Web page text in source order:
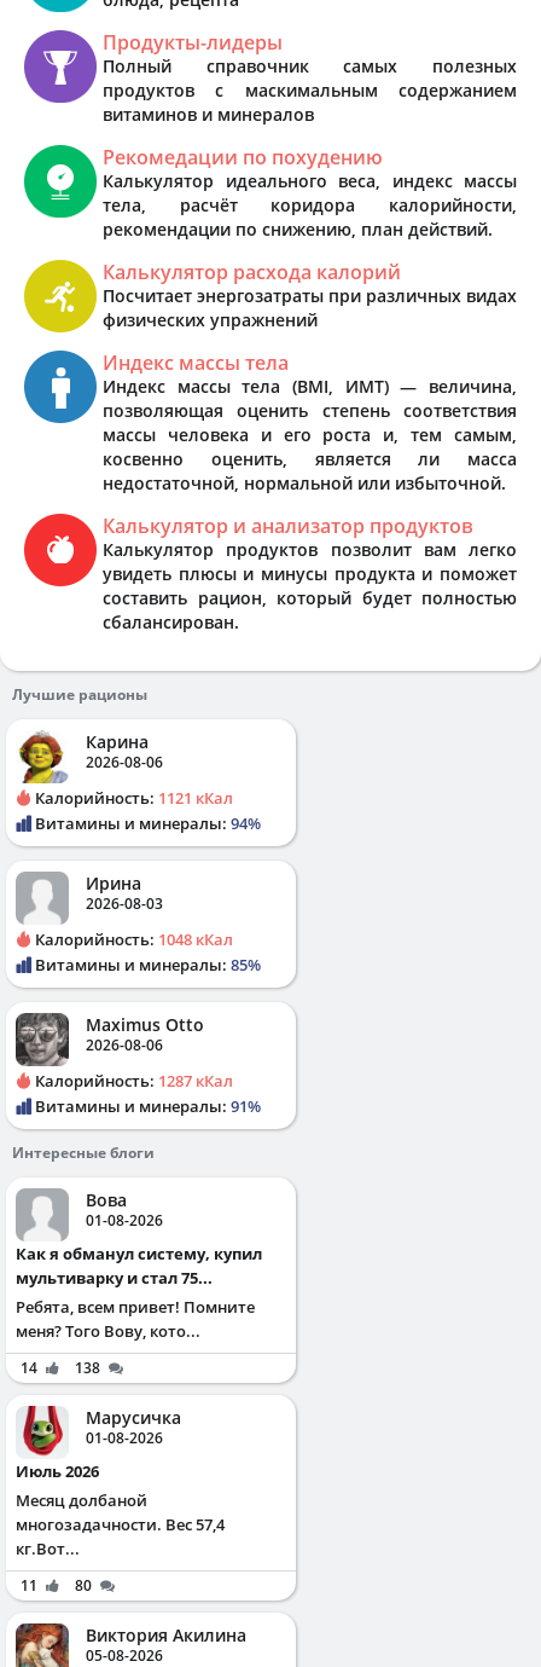
Продукты-лидеры
Полный справочник самых полезных
продуктов с маскимальным содержанием
витаминов и минералов
Рекомедации по похудению
Калькулятор идеального веса, индекс массы
тела, расчёт коридора калорийности,
рекомендации по снижению, план действий.
Калькулятор расхода калорий
Посчитает энергозатраты при различных видах
физических упражнений
Индекс массы тела
Индекс массы тела (BMI, ИМТ) — величина,
позволяющая оценить степень соответствия
массы человека и его роста и, тем самым,
косвенно оценить, является ли масса
недостаточной, нормальной или избыточной.
Калькулятор и анализатор продуктов
Калькулятор продуктов позволит вам легко
увидеть плюсы и минусы продукта и поможет
составить рацион, который будет полностью
сбалансирован.
Лучшие рационы
Карина
2026-08-06
Калорийность: 1121 кКал
Витамины и минералы: 94%
Ирина
2026-08-03
Калорийность: 1048 кКал
Витамины и минералы: 85%
Maximus Otto
2026-08-06
Калорийность: 1287 кКал
Витамины и минералы: 91%
Интересные блоги
Вова
01-08-2026
Как я обманул систему, купил
мультиварку и стал 75...
Ребята, всем привет! Помните
меня? Того Вову, кото...
14 138
Марусичка
01-08-2026
Июль 2026
Месяц долбаной
многозадачности. Вес 57,4
кг.Вот...
11 80
Виктория Акилина
05-08-2026